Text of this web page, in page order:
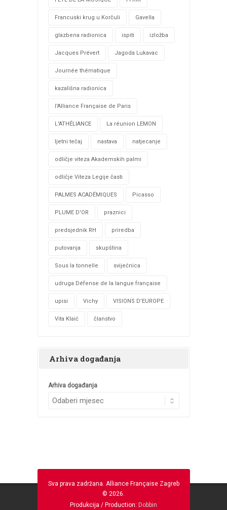
Francuski krug u Korčuli Gavella
glazbena radionica ispiti izložba
Jacques Prévert Jagoda Lukavac
Journée thématique
kazališna radionica
l'Alliance Française de Paris
L'ATHÉLIANCE La réunion LEMON
ljetni tečaj nastava natjecanje
odličje viteza Akademskih palmi
odličje Viteza Legije časti
PALMES ACADÉMIQUES Picasso
PLUME D'OR praznici
predsjednik RH priredba
putovanja skupština
Sous la tonnelle svijećnica
udruga Défense de la langue française
upisi Vichy VISIONS D'EUROPE
Vita Klaić članstvo
Arhiva događanja
Arhiva događanja
Sva prava zadržana. Alliance Française Zagreb
© 2026.
Produkcija / Production: Dobbin